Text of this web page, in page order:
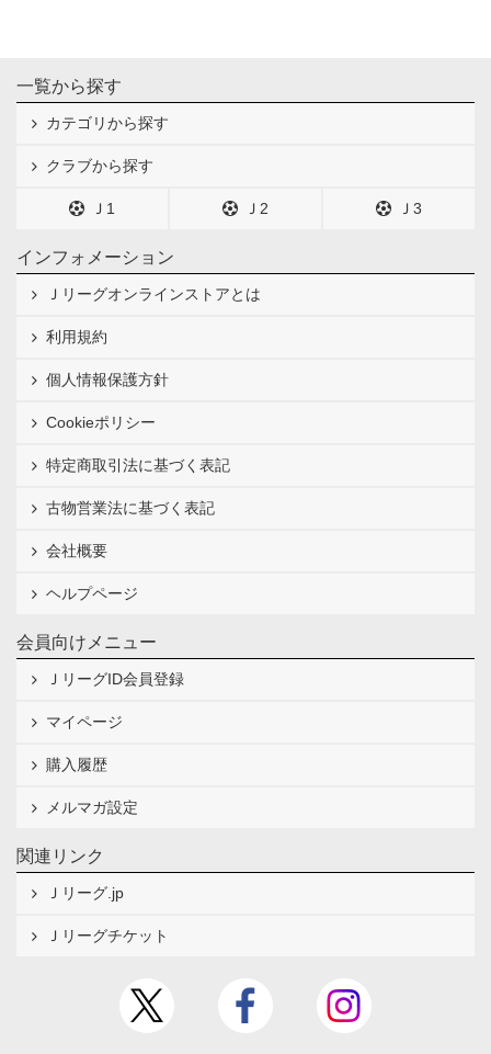
一覧から探す
カテゴリから探す
クラブから探す
Ｊ1 Ｊ2 Ｊ3
インフォメーション
Ｊリーグオンラインストアとは
利用規約
個人情報保護方針
Cookieポリシー
特定商取引法に基づく表記
古物営業法に基づく表記
会社概要
ヘルプページ
会員向けメニュー
ＪリーグID会員登録
マイページ
購入履歴
メルマガ設定
関連リンク
Ｊリーグ.jp
Ｊリーグチケット